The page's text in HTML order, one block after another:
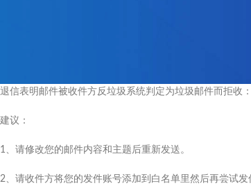
退信表明邮件被收件方反垃圾系统判定为垃圾邮件而拒收：
建议：
1、请修改您的邮件内容和主题后重新发送。
2、请收件方将您的发件账号添加到白名单里然后再尝试发